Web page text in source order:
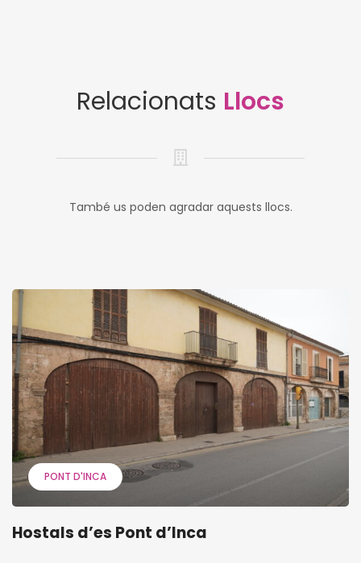
Relacionats Llocs
També us poden agradar aquests llocs.
PONT D'INCA
Hostals d’es Pont d’Inca